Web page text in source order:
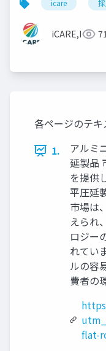
icare
iCARE,Inc
各ページのテキ
1.
アルミ
延製品
を提供
平圧延
市場は
えられ
ロジー
れてい
ルの容
費者の
flat-